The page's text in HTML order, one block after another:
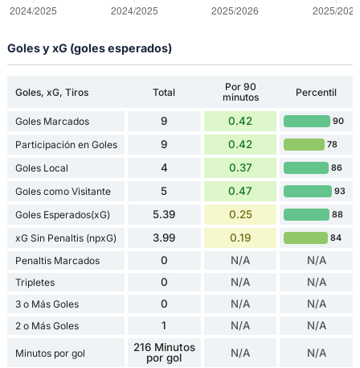
Goles y xG (goles esperados)
Goles, xG, Tiros Total
Por 90
minutos
Percentil
Goles Marcados 9 0.42 90
Participación en Goles 9 0.42 78
Goles Local 4 0.37 86
Goles como Visitante 5 0.47 93
Goles Esperados(xG) 5.39 0.25 88
xG Sin Penaltis (npxG) 3.99 0.19 84
Penaltis Marcados 0 N/A N/A
Tripletes 0 N/A N/A
3 o Más Goles 0 N/A N/A
2 o Más Goles 1 N/A N/A
Minutos por gol
216 Minutos
por gol
N/A N/A